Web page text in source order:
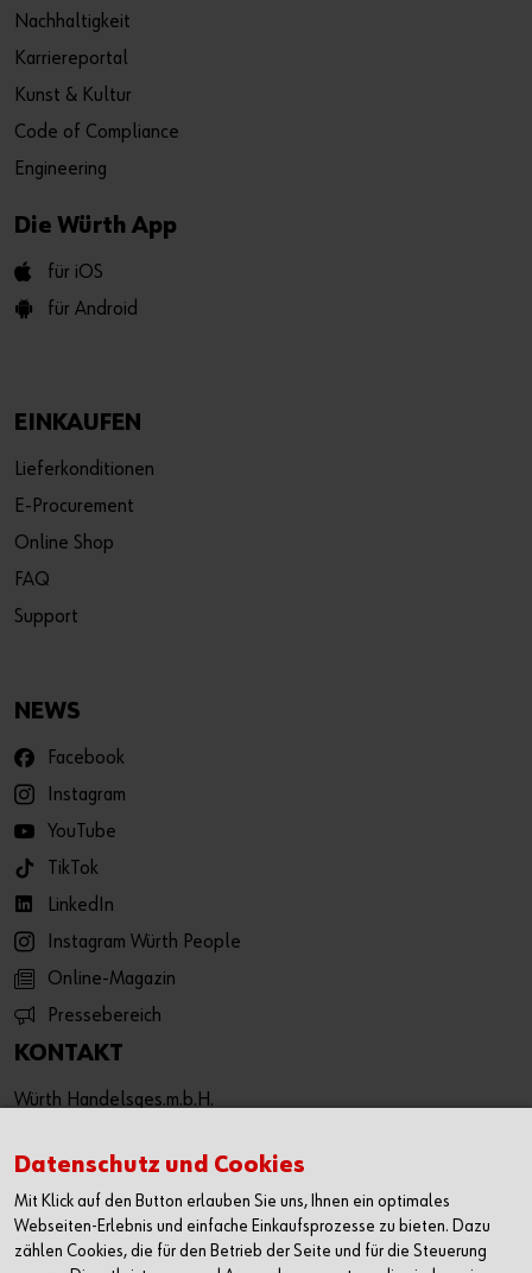
Nachhaltigkeit
Karriereportal
Kunst & Kultur
Code of Compliance
Engineering
Die Würth App
für iOS
für Android
EINKAUFEN
Lieferkonditionen
E-Procurement
Online Shop
FAQ
Support
NEWS
Facebook
Instagram
YouTube
TikTok
LinkedIn
Instagram Würth People
Online-Magazin
Pressebereich
KONTAKT
Würth Handelsges.m.b.H.
3071 Böheimkirchen
T: +43 50 8242 0
F: +43 50 8242 53333
Datenschutz und Cookies
Mit Klick auf den Button erlauben Sie uns, Ihnen ein optimales
Webseiten-Erlebnis und einfache Einkaufsprozesse zu bieten. Dazu
zählen Cookies, die für den Betrieb der Seite und für die Steuerung